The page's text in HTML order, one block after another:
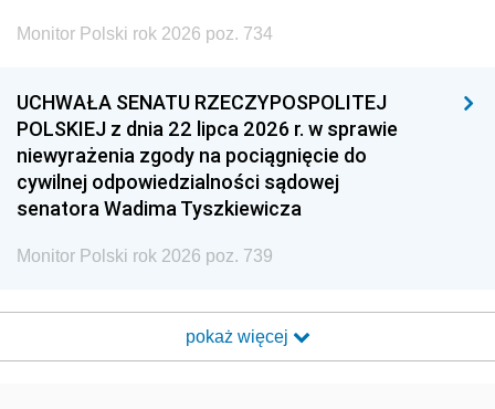
Monitor Polski rok 2026 poz. 734
UCHWAŁA SENATU RZECZYPOSPOLITEJ
POLSKIEJ z dnia 22 lipca 2026 r. w sprawie
niewyrażenia zgody na pociągnięcie do
cywilnej odpowiedzialności sądowej
senatora Wadima Tyszkiewicza
Monitor Polski rok 2026 poz. 739
pokaż więcej